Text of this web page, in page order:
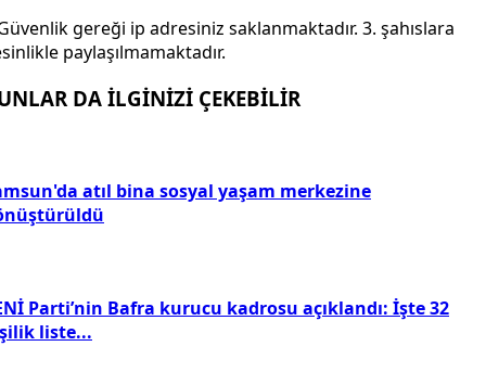
gereği ip adresiniz saklanmaktadır. 3. şahıslara
paylaşılmamaktadır.
DA İLGİNİZİ ÇEKEBİLİR
atıl bina sosyal yaşam merkezine
Parti’nin Bafra kurucu kadrosu açıklandı: İşte 32
liste...